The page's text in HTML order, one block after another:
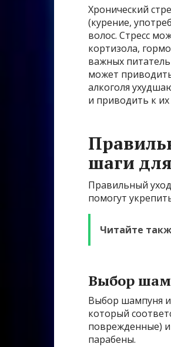
Хронический
(курение,
волос. Стресс
кортизола,
важных
может
алкоголя
и приводить к
шаги
Правильный
помогут
Читайте
Выбор
Выбор шампуня
который
поврежденные) и
парабены.